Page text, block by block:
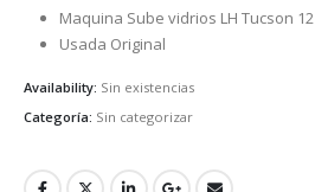
Maquina Sube vidrios LH Tucson 12
Usada Original
Availability: Sin existencias
Categoría: Sin categorizar